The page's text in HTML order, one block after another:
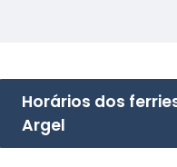
Horários dos
Argel